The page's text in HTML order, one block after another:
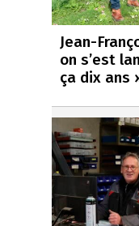
Jean-
on s’est
ça dix ans